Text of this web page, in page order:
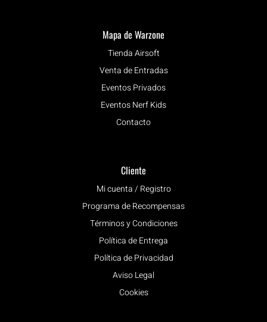
Mapa de Warzone
Tienda Airsoft
Venta de Entradas
Eventos Privados
Eventos Nerf Kids
Contacto
Cliente
Mi cuenta / Registro
Programa de Recompensas
Términos y Condiciones
Política de Entrega
Política de Privacidad
Aviso Legal
Cookies